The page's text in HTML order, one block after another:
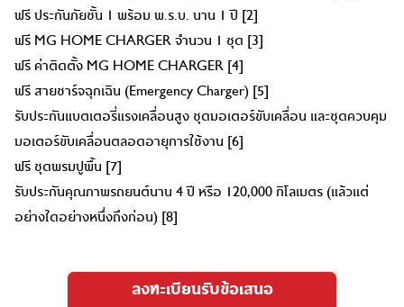
ฟรี ประกันภัยชั้น 1 พร้อม พ.ร.บ. นาน 1 ปี [2]
ฟรี MG HOME CHARGER จำนวน 1 ชุด [3]
ฟรี ค่าติดตั้ง MG HOME CHARGER [4]
ฟรี สายชาร์จฉุกเฉิน (Emergency Charger) [5]
รับประกันแบตเตอรี่แรงเคลื่อนสูง ชุดมอเตอร์ขับเคลื่อน และชุดควบคุม
มอเตอร์ขับเคลื่อนตลอดอายุการใช้งาน [6]
ฟรี ชุดพรมปูพื้น [7]
รับประกันคุณภาพรถยนต์นาน 4 ปี หรือ 120,000 กิโลเมตร (แล้วแต่
อย่างใดอย่างหนึ่งถึงก่อน) [8]
ลงทะเบียนรับข้อเสนอ